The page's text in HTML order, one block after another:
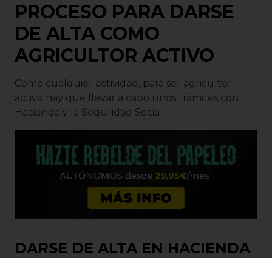
PROCESO PARA DARSE
DE ALTA COMO
AGRICULTOR ACTIVO
Como cualquier actividad, para ser agricultor
activo hay que llevar a cabo unos trámites con
Hacienda y la Seguridad Social.
DARSE DE ALTA EN HACIENDA